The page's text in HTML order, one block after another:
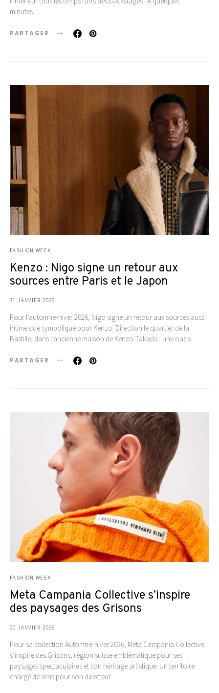
minutes…
PARTAGER
FASHION WEEK
Kenzo : Nigo signe un retour aux
sources entre Paris et le Japon
21 JANVIER 2026
Pour l’automne-hiver 2026, Nigo signe un retour aux sources aussi
intime que symbolique pour Kenzo. Direction le quartier de la
Bastille, dans l’ancienne maison de Kenzo Takada : une oasis…
PARTAGER
FASHION WEEK
Meta Campania Collective s’inspire
des paysages des Grisons
20 JANVIER 2026
Pour sa collection Automne-hiver 2026, Meta Campania Collective
s’inspire des Grisons, région suisse emblématique pour ses
paysages spectaculaires et son héritage artistique. Un territoire
chargé de sens pour son directeur…